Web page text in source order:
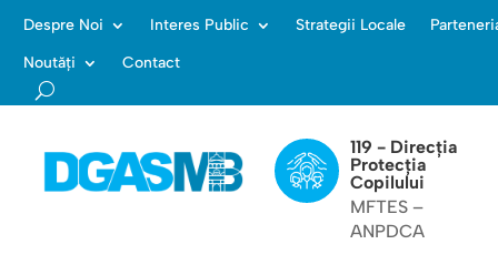
Despre Noi Interes Public Strategii Locale
Noutăți
Contact
119 - Direcția
Protecția
Copilului
MFTES –
ANPDCA